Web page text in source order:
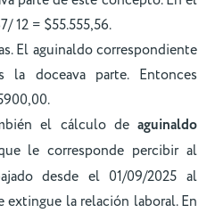
12 = $55.555,56.
El aguinaldo correspondiente
doceava parte. Entonces
el cálculo de aguinaldo
le corresponde percibir al
desde el 01/09/2025 al
extingue la relación laboral. En